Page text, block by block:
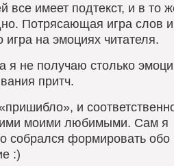
все имеет подтекст, и в то
Потрясающая игра слов
на эмоциях читателя.
я не получаю столько
притч.
и
моими любимыми. Сам я
собрался формировать обо
:)